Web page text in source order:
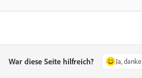
War diese Seite hilfreich? Ja, danke